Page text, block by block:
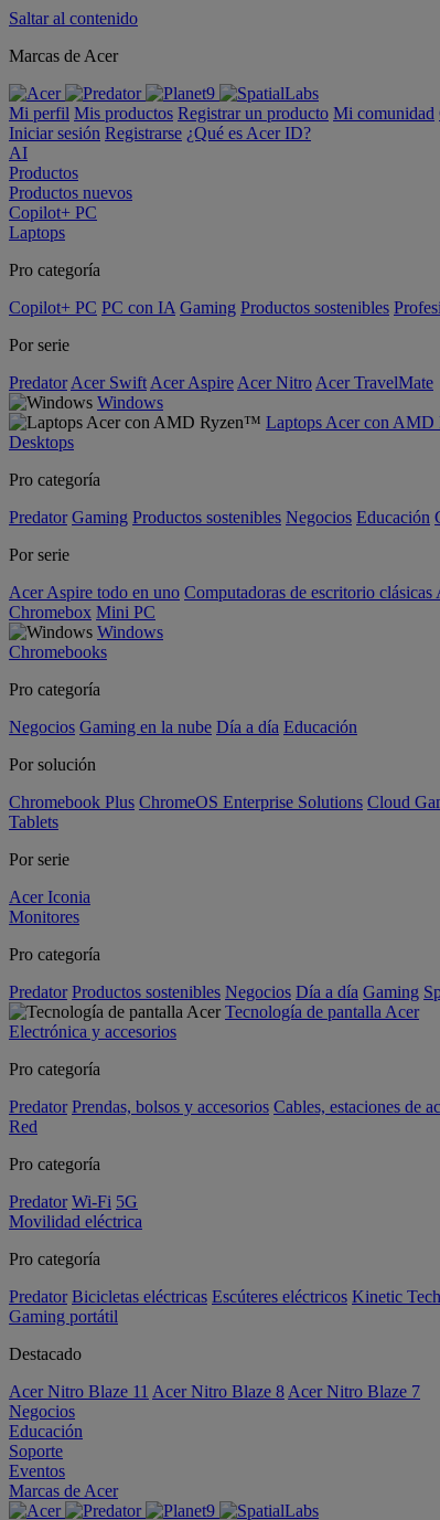
Saltar al contenido
Marcas de Acer
Mi perfil Mis productos Registrar un producto Mi comunidad
Iniciar sesión Registrarse ¿Qué es Acer ID?
AI
Productos
Productos nuevos
Copilot+ PC
Laptops
Pro categoría
Copilot+ PC PC con IA Gaming Productos sostenibles
Por serie
Predator Acer Swift Acer Aspire Acer Nitro Acer TravelMate
Windows
Laptops Acer con
Desktops
Pro categoría
Predator Gaming Productos sostenibles Negocios Educación
Por serie
Acer Aspire todo en uno Computadoras de escritorio clásicas
Chromebox Mini PC
Windows
Chromebooks
Pro categoría
Negocios Gaming en la nube Día a día Educación
Por solución
Chromebook Plus ChromeOS Enterprise Solutions Cloud
Tablets
Por serie
Acer Iconia
Monitores
Pro categoría
Predator Productos sostenibles Negocios Día a día Gaming
Tecnología de pantalla Acer
Electrónica y accesorios
Pro categoría
Predator Prendas, bolsos y accesorios Cables, estaciones de
Red
Pro categoría
Predator Wi-Fi 5G
Movilidad eléctrica
Pro categoría
Predator Bicicletas eléctricas Escúteres eléctricos Kinetic Tech
Gaming portátil
Destacado
Acer Nitro Blaze 11 Acer Nitro Blaze 8 Acer Nitro Blaze 7
Negocios
Educación
Soporte
Eventos
Marcas de Acer